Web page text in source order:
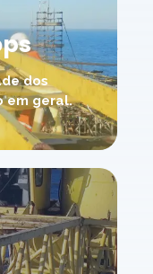
dos
em geral.